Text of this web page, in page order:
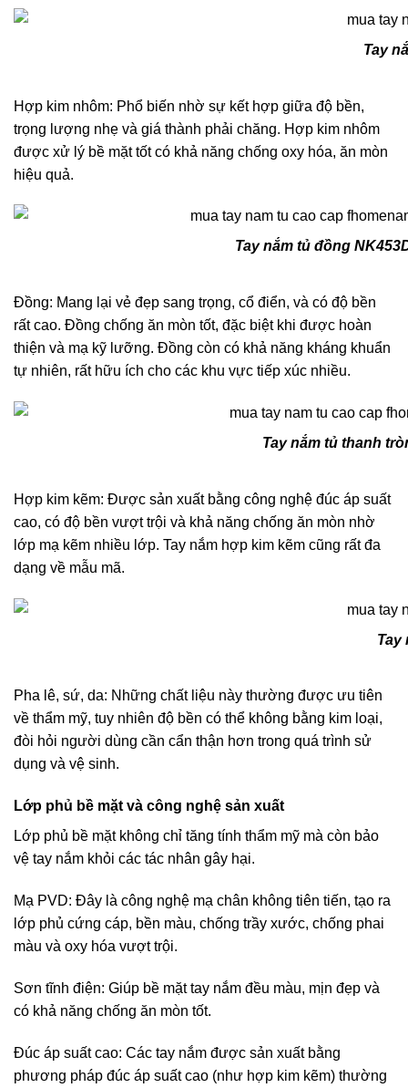
Tay
Hợp kim nhôm: Phổ biến nhờ sự kết hợp giữa độ bền,
trọng lượng nhẹ và giá thành phải chăng. Hợp kim nhôm
được xử lý bề mặt tốt có khả năng chống oxy hóa, ăn mòn
hiệu quả.
Tay nắm tủ đồng
Đồng: Mang lại vẻ đẹp sang trọng, cổ điển, và có độ bền
rất cao. Đồng chống ăn mòn tốt, đặc biệt khi được hoàn
thiện và mạ kỹ lưỡng. Đồng còn có khả năng kháng khuẩn
tự nhiên, rất hữu ích cho các khu vực tiếp xúc nhiều.
Tay nắm tủ thanh
Hợp kim kẽm: Được sản xuất bằng công nghệ đúc áp suất
cao, có độ bền vượt trội và khả năng chống ăn mòn nhờ
lớp mạ kẽm nhiều lớp. Tay nắm hợp kim kẽm cũng rất đa
dạng về mẫu mã.
Tay
Pha lê, sứ, da: Những chất liệu này thường được ưu tiên
về thẩm mỹ, tuy nhiên độ bền có thể không bằng kim loại,
đòi hỏi người dùng cần cẩn thận hơn trong quá trình sử
dụng và vệ sinh.
Lớp phủ bề mặt và công nghệ sản xuất
Lớp phủ bề mặt không chỉ tăng tính thẩm mỹ mà còn bảo
vệ tay nắm khỏi các tác nhân gây hại.
Mạ PVD: Đây là công nghệ mạ chân không tiên tiến, tạo ra
lớp phủ cứng cáp, bền màu, chống trầy xước, chống phai
màu và oxy hóa vượt trội.
Sơn tĩnh điện: Giúp bề mặt tay nắm đều màu, mịn đẹp và
có khả năng chống ăn mòn tốt.
Đúc áp suất cao: Các tay nắm được sản xuất bằng
phương pháp đúc áp suất cao (như hợp kim kẽm) thường